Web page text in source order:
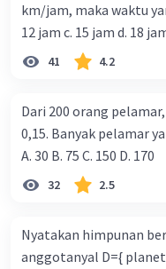
km/jam, maka waktu yang
12 jam c. 15 jam d. 18
41 4.2
Dari 200 orang
0,15. Banyak pelamar
A. 30 B. 75 C. 150 D. 170
32 2.5
Nyatakan himpunan
anggotanyal D={